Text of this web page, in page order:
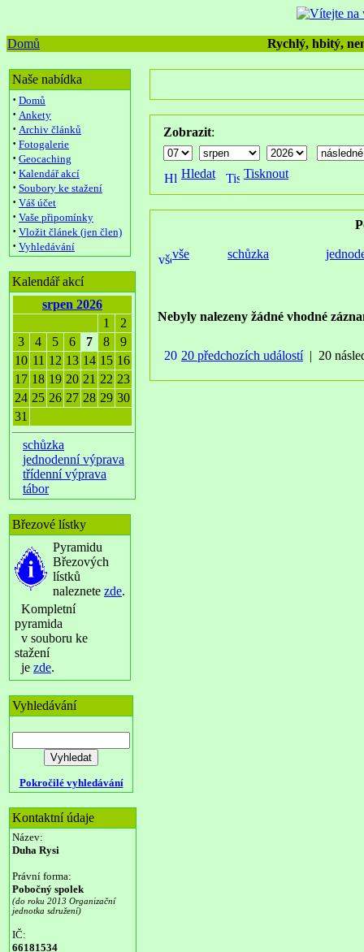
Domů Rychlý, hbitý,
Naše nabídka
· Domů
· Ankety
· Archiv článků
· Fotogalerie
· Geocaching
· Kalendář akcí
· Soubory ke stažení
· Váš účet
· Vaše připomínky
· Vložit článek (jen člen)
· Vyhledávání
Kalendář akcí
srpen 2026
1
2
3
4 5 6 7 8
9
10 11 12 13 14 15 16
17 18 19 20 21 22 23
24 25 26 27 28 29 30
31
schůzka
jednodenní výprava
třídenní výprava
tábor
Březové lístky
Pyramidu
Březových
lístků
naleznete zde.
Kompletní
pyramida
v souboru ke
stažení
je zde.
Vyhledávání
Pokročilé vyhledávání
Kontaktní údaje
Název:
Duha Rysi
Právní forma:
Pobočný spolek
(do roku 2013 Organizační
jednotka sdružení)
IČ:
66181534
Zobrazit:
Hledat Tisknout
vše schůzka
Nebyly nalezeny žádné vhodné
20 předchozích událostí| 20